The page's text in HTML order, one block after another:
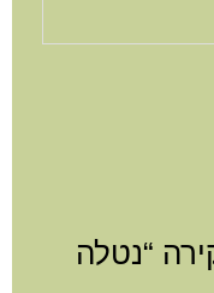
“נטלה